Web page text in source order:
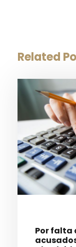
Related
Por falta